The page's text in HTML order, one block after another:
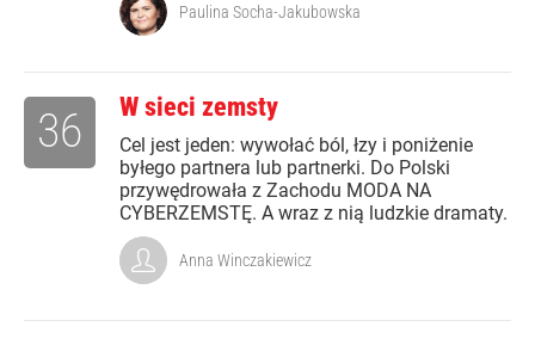
Paulina Socha-Jakubowska
W sieci zemsty
Cel jest jeden: wywołać ból, łzy i poniżenie
byłego partnera lub partnerki. Do Polski
przywędrowała z Zachodu MODA NA
CYBERZEMSTĘ. A wraz z nią ludzkie dramaty.
36
Anna Winczakiewicz